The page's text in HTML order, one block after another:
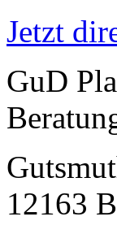
Jetzt
GuD
12163